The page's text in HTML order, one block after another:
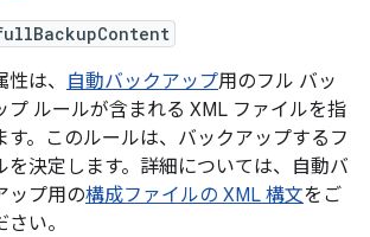
性は、 自動バックアップ用のフル バッ
プ ルールが含まれる XML ファイルを指
す。このルールは、バックアップするフ
を決定します。詳細については、自動バ
ップ用の構成ファイルの XML 構文をご
い。